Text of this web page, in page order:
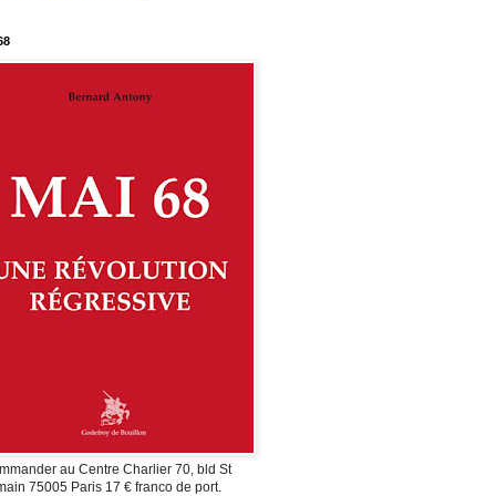
au Centre Charlier 70, bld St
75005 Paris 17 € franco de port.